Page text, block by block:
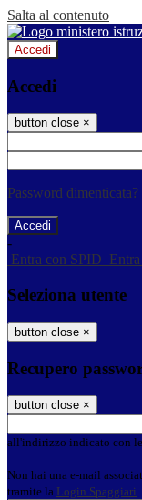
Salta al contenuto
Accedi
Accedi
button close ×
Password dimenticata?
-
Entra con SPID
Seleziona utente
button close ×
Recupero
button close ×
all'indirizzo indicato con
Non hai una e-mail
tramite la Login Spaggiari